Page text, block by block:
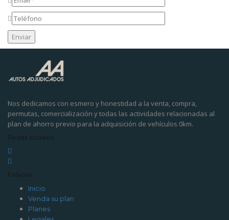
Nos dedicamos con esmero y honestidad a la venta, compra,
permutas, comercialización y todas las actividades relacionadas al
plan de ahorro previo para la adquisición de vehículos 0km.
Redes sociales
Enlaces
Inicio
Venda su plan
Planes